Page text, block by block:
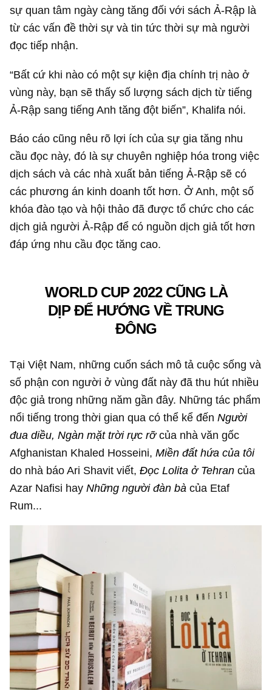
sự quan tâm ngày càng tăng đối với sách Ả-Rập là
từ các vấn đề thời sự và tin tức thời sự mà người
đọc tiếp nhận.
“Bất cứ khi nào có một sự kiện địa chính trị nào ở
vùng này, bạn sẽ thấy số lượng sách dịch từ tiếng
Ả-Rập sang tiếng Anh tăng đột biến”, Khalifa nói.
Báo cáo cũng nêu rõ lợi ích của sự gia tăng nhu
cầu đọc này, đó là sự chuyên nghiệp hóa trong việc
dịch sách và các nhà xuất bản tiếng Ả-Rập sẽ có
các phương án kinh doanh tốt hơn. Ở Anh, một số
khóa đào tạo và hội thảo đã được tổ chức cho các
dịch giả người Ả-Rập để có nguồn dịch giả tốt hơn
đáp ứng nhu cầu đọc tăng cao.
WORLD CUP 2022 CŨNG LÀ
DỊP ĐỂ HƯỚNG VỀ TRUNG
ĐÔNG
Tại Việt Nam, những cuốn sách mô tả cuộc sống và
số phận con người ở vùng đất này đã thu hút nhiều
độc giả trong những năm gần đây. Những tác phẩm
nổi tiếng trong thời gian qua có thể kể đếnNgười
đua diều, Ngàn mặt trời rực rỡcủa nhà văn gốc
Afghanistan Khaled Hosseini,Miền đất hứa của tôi
do nhà báo Ari Shavit viết,Đọc Lolita ở Tehran của
Azar Nafisi hayNhững người đàn bà của Etaf
Rum...